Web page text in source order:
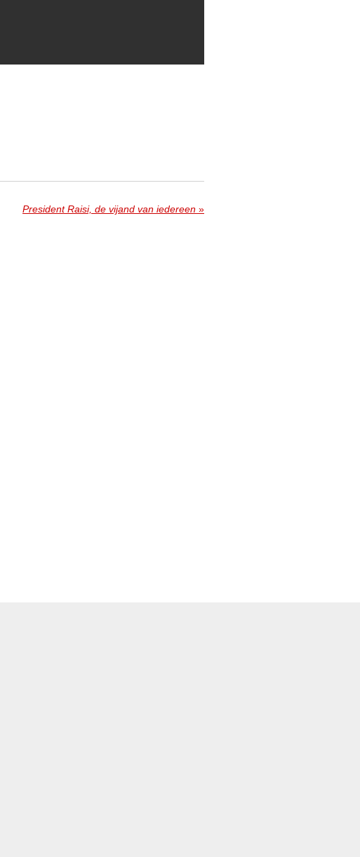
President Raisi, de vijand van iedereen »